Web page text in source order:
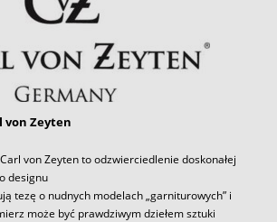
von Zeyten
von Zeyten to odzwierciedlenie doskonałej
designu
tezę o nudnych modelach „garniturowych” i
może być prawdziwym dziełem sztuki